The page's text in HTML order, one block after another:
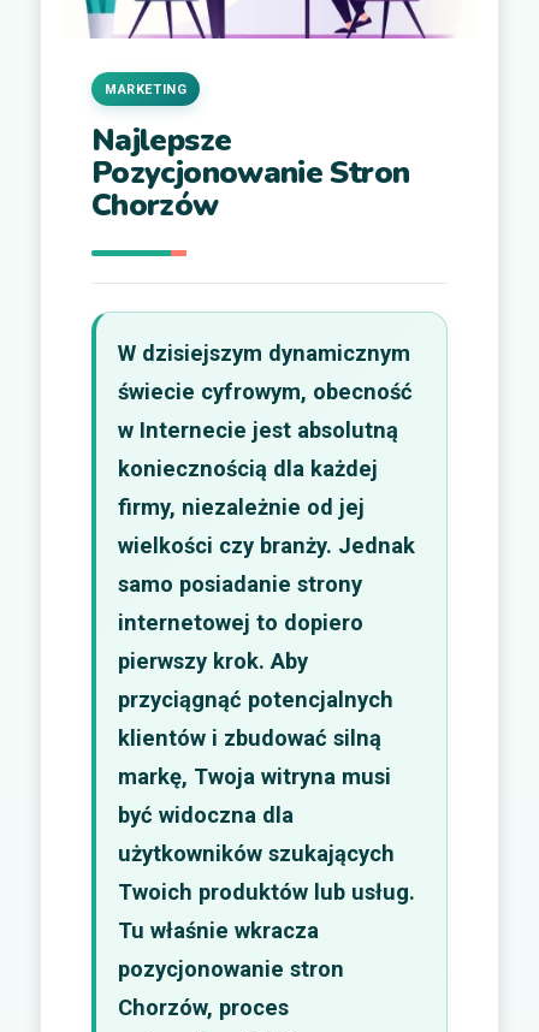
Najlepsze
Pozycjonowanie Stron
Chorzów
MARKETING
W dzisiejszym dynamicznym
świecie cyfrowym, obecność
w Internecie jest absolutną
koniecznością dla każdej
firmy, niezależnie od jej
wielkości czy branży. Jednak
samo posiadanie strony
internetowej to dopiero
pierwszy krok. Aby
przyciągnąć potencjalnych
klientów i zbudować silną
markę, Twoja witryna musi
być widoczna dla
użytkowników szukających
Twoich produktów lub usług.
Tu właśnie wkracza
pozycjonowanie stron
Chorzów, proces